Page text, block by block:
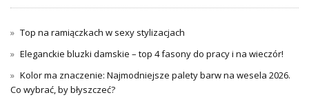
Top na ramiączkach w sexy stylizacjach
Eleganckie bluzki damskie – top 4 fasony do pracy i na wieczór!
Kolor ma znaczenie: Najmodniejsze palety barw na wesela 2026.
Co wybrać, by błyszczeć?